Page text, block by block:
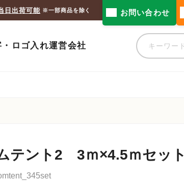
日出荷可能 ※一部商品を除く お問い合わせ
・ロゴ入れ運営会社
テント2 3ｍ×4.5ｍセット